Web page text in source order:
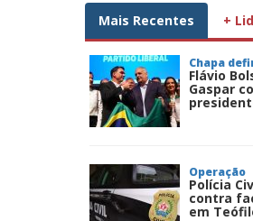
Mais Recentes +
Chapa
Flávio
Gaspar
Operação
Polícia
contra
em